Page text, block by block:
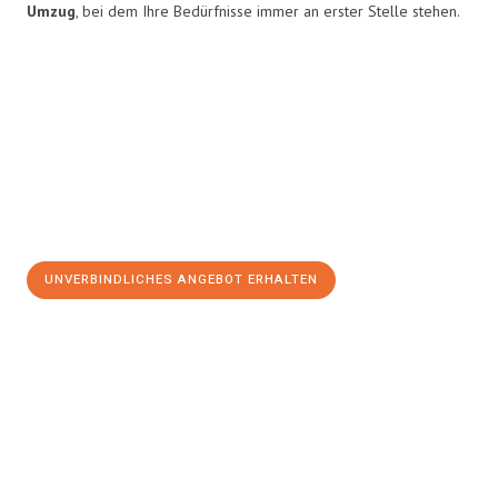
Umzug, bei dem Ihre Bedürfnisse immer an erster Stelle stehen.
UNVERBINDLICHES ANGEBOT ERHALTEN